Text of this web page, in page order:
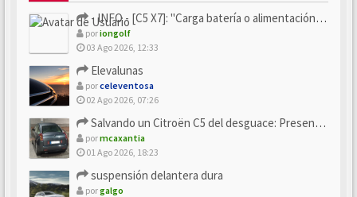
- INFO - [C5 X7]: "Carga batería o alimentación eléctri...
poriongolf
03 Ago 2026, 12:33
Elevalunas
porceleventosa
02 Ago 2026, 07:26
Salvando un Citroën C5 del desguace: Presentación y seguimiento
pormcaxantia
01 Ago 2026, 18:23
suspensión delantera dura
porgalgo